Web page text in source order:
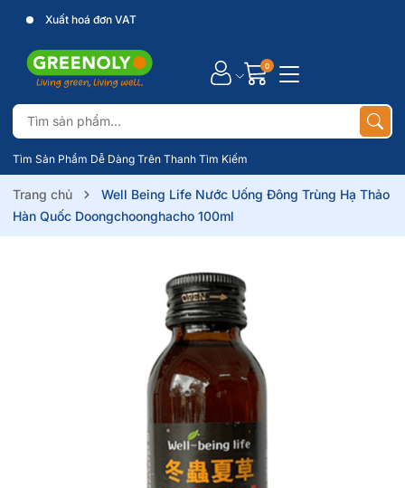
Xuất hoá đơn VAT
Tìm Sản Phẩm Dễ Dàng Trên Thanh Tìm Kiếm
0
Trang chủ
Well Being Life Nước Uống Đông Trùng Hạ Thảo
Hàn Quốc Doongchoonghacho 100ml